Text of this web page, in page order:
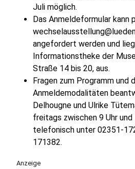
Juli möglich.
Das Anmeldeformular kann
angefordert werden und
Informationstheke der
Straße 14 bis 20, aus.
Fragen zum Programm und
Anmeldemodalitäten
Delhougne und Ulrike
freitags zwischen 9 Uhr und
telefonisch unter 02351-
171382.
Anzeige